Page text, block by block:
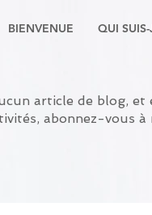
BIENVENUE QUI
article de blog, et
abonnez-vous